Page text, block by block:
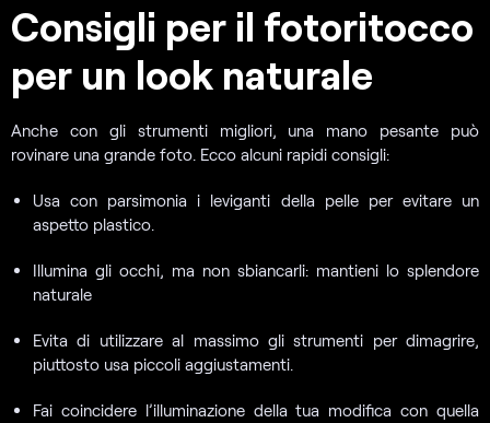
Consigli per il fotoritocco
per un look naturale
Anche con gli strumenti migliori, una mano pesante può
rovinare una grande foto. Ecco alcuni rapidi consigli:
Usa con parsimonia i leviganti della pelle per evitare un
aspetto plastico.
Illumina gli occhi, ma non sbiancarli: mantieni lo splendore
naturale
Evita di utilizzare al massimo gli strumenti per dimagrire,
piuttosto usa piccoli aggiustamenti.
Fai coincidere l’illuminazione della tua modifica con quella